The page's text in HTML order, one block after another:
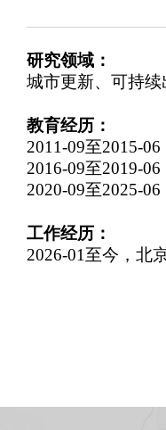
研究领域：
城市更新、可持续
教育经历：
2011-09至2015-
2016-09至2019-
2020-09至2025-
工作经历：
2026-01至今，北